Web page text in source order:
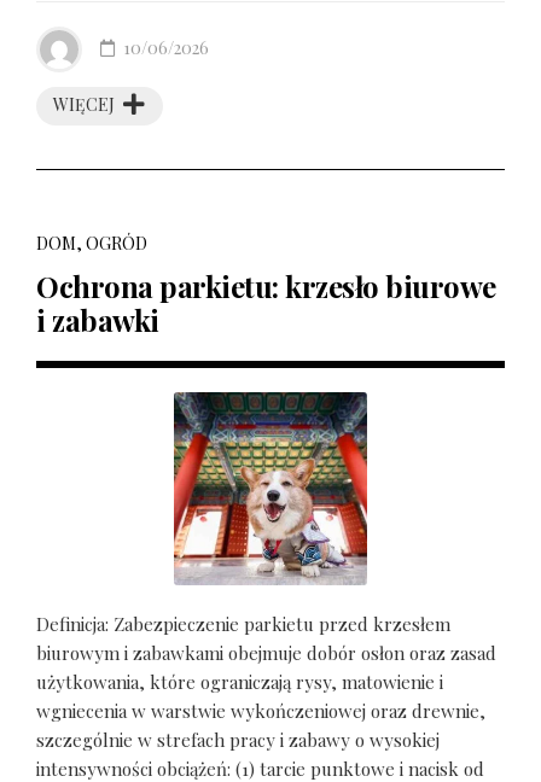
WIĘCEJ
10/06/2026
DOM, OGRÓD
Ochrona parkietu: krzesło biurowe
i zabawki
Definicja: Zabezpieczenie parkietu przed krzesłem
biurowym i zabawkami obejmuje dobór osłon oraz zasad
użytkowania, które ograniczają rysy, matowienie i
wgniecenia w warstwie wykończeniowej oraz drewnie,
szczególnie w strefach pracy i zabawy o wysokiej
intensywności obciążeń: (1) tarcie punktowe i nacisk od